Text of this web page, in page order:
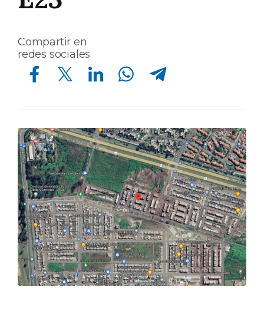
Compartir en
redes sociales
Compartir en Facebook Compartir en Twitter Compartir en Linkedin Compartir en Whatsapp Compartir en Telegram